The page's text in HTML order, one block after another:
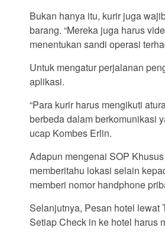
Bukan hanya itu, kurir juga
barang. “Mereka juga harus
menentukan sandi operasi
Untuk mengatur perjalanan
aplikasi.
“Para kurir harus mengikuti
berbeda dalam berkomunikasi
ucap Kombes Erlin.
Adapun mengenai SOP
memberitahu lokasi selain
memberi nomor handphone
Selanjutnya, Pesan hotel lewat
Setiap Check in ke hotel harus